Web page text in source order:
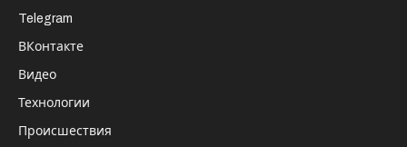
Спустя 80 лет после разгрома
милитаристской Японии в историческом
парке «Россия – Моя история» состоялось